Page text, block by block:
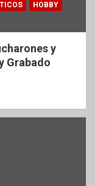
HOBBY
y
Grabado